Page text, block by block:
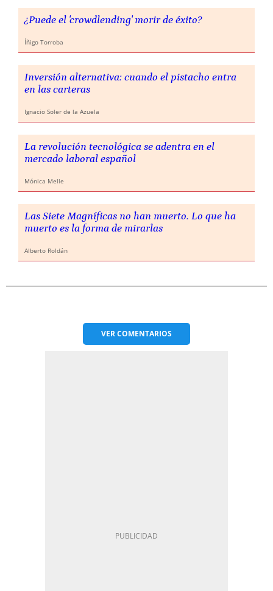
¿Puede el 'crowdlending' morir de éxito?
Íñigo Torroba
Inversión alternativa: cuando el pistacho entra
en las carteras
Ignacio Soler de la Azuela
La revolución tecnológica se adentra en el
mercado laboral español
Mónica Melle
Las Siete Magníficas no han muerto. Lo que ha
muerto es la forma de mirarlas
Alberto Roldán
VERCOMENTARIOS